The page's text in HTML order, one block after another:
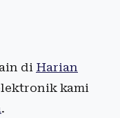
di Harian
kami
.